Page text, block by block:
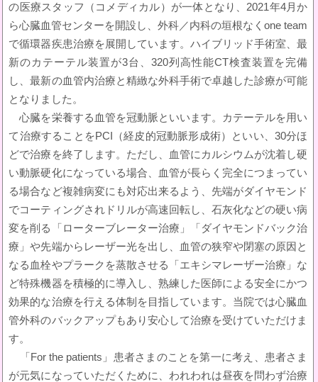
の医療スタッフ（コメディカル）が一体となり、2021年4月か
ら心臓血管センターを開設し、外科／内科の垣根なくone team
で循環器疾患治療を展開しています。ハイブリッド手術室、最
新のカテーテル装置が3台、320列高性能CT検査装置を完備
し、最新の血管内治療と精緻な外科手術で卓越した診療が可能
となりました。
心臓を栄養する血管を冠動脈といいます。カテーテルを用い
て治療することをPCI（経皮的冠動脈形成術）といい、30分ほ
どで治療を終了します。ただし、血管にカルシウムが沈着し硬
い動脈硬化になっている場合、血管が長らく完全につまってい
る場合など複雑病変にも対応出来るよう、先端がダイヤモンド
でコーティングされドリルが高速回転し、石灰化などの硬い病
変を削る「ローターブレーター治療」「ダイヤモンドバック治
療」や先端からレーザー光を出し、血管の狭窄や閉塞の原因と
なる血栓やプラークを蒸散させる「エキシマレーザー治療」な
ど特殊機器を積極的に導入し、熟練した医師による安全にかつ
効果的な治療を行える体制を目指しています。当院では心臓血
管外科のバックアップもあり安心して治療を受けていただけま
す。
「For the patients」患者さまのことを第一に考え、患者さま
が元気になっていただくために、われわれは昼夜を問わず治療